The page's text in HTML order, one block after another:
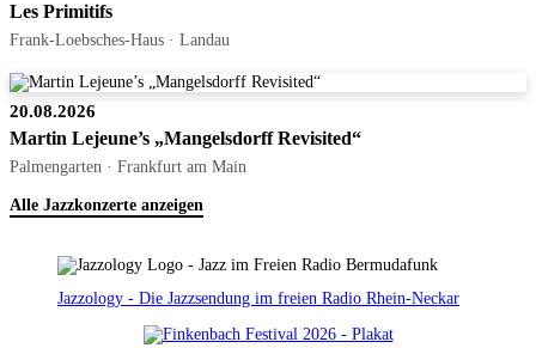
Les Primitifs
Frank-Loebsches-Haus · Landau
20.08.2026
Martin Lejeune’s „Mangelsdorff Revisited“
Palmengarten · Frankfurt am Main
Alle Jazzkonzerte anzeigen
Jazzology - Die Jazzsendung im freien Radio Rhein-Neckar